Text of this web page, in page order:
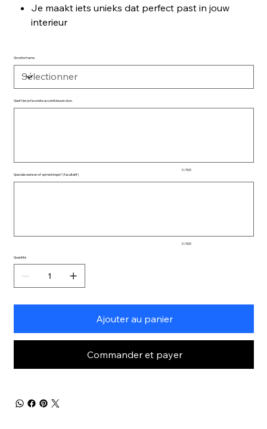
Je maakt iets unieks dat perfect past in jouw
interieur
Grootte frame
Geef hier je favoriete accentkleuren door.
0 / 500
Speciale wensen of opmerkingen? (facultatif)
0 / 500
Quantité
Ajouter au panier
Commander et payer